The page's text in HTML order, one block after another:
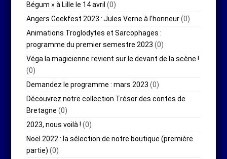
Bégum » à Lille le 14 avril (0)
Angers Geekfest 2023 : Jules Verne à l’honneur(0)
Animations Troglodytes et Sarcophages :
programme du premier semestre 2023 (0)
Véga la magicienne revient sur le devant de la scène !
(0)
Demandez le programme : mars 2023 (0)
Découvrez notre collection Trésor des contes de
Bretagne (0)
2023, nous voilà ! (0)
Noël 2022 : la sélection de notre boutique (première
partie) (0)